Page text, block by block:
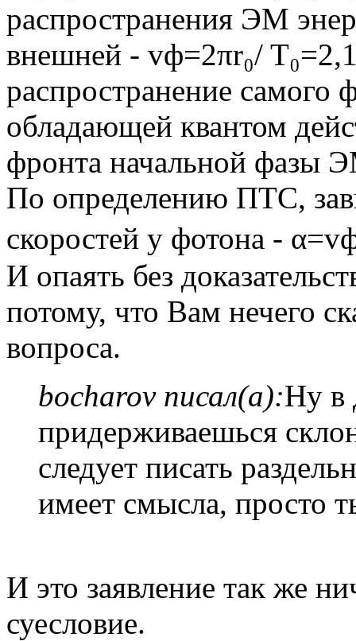
распространения ЭМ
внешней - vф=2πr₀/
распространение самого
обладающей квантом
фронта начальной фазы
По определению ПТС,
скоростей у фотона -
И опаять без
потому, что Вам нечего
вопроса.
bocharov писал(а):Ну в
придерживаешься
следует писать
имеет смысла, просто
И это заявление так же
суесловие.